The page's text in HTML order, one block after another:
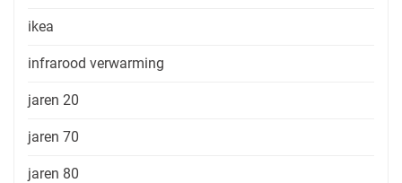
ikea
infrarood verwarming
jaren 20
jaren 70
jaren 80